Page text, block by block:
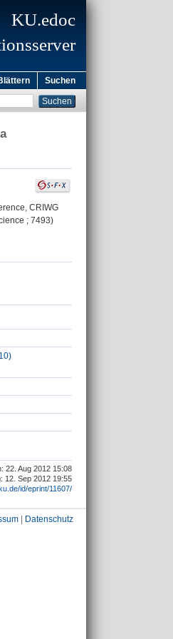
KU.edoc
Suchen
CRIWG
; 7493)
22. Aug 2012 15:08
12. Sep 2012 19:55
id/eprint/11607/
Datenschutz